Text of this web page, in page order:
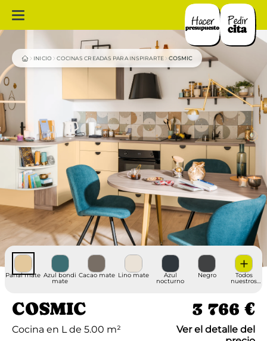
INICIO COCINAS CREADAS PARA INSPIRARTE COSMIC
Panal mate Azul bondi
mate
Cacao mate Lino mate Azul
nocturno
Negro Todos
nuestros
COSMIC 3 766 €
Cocina en L de 5.00 m²
Ver el detalle del